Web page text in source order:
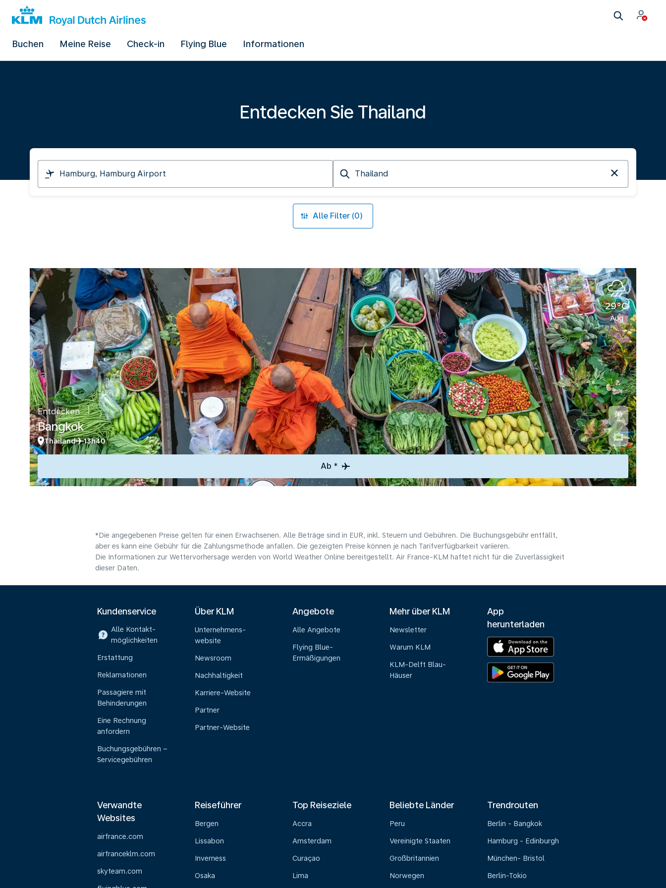
Buchen Meine Reise Check-in Flying Blue Informationen
Entdecken Sie Thailand
Ich
reise
von
Ankunft
Alle Filter (0)
29°C
Aug
Entdecken
Bangkok
Thailand 13h40
Ab *
*Die angegebenen Preise gelten für einen Erwachsenen. Alle Beträge sind in EUR, inkl. Steuern und Gebühren. Die Buchungsgebühr entfällt,
aber es kann eine Gebühr für die Zahlungsmethode anfallen. Die gezeigten Preise können je nach Tarifverfügbarkeit variieren.
Die Informationen zur Wettervorhersage werden von World Weather Online bereitgestellt. Air France-KLM haftet nicht für die Zuverlässigkeit
dieser Daten.
Kundenservice
Alle Kontakt-
möglichkeiten
Erstattung
Reklamationen
Passagiere mit
Behinderungen
Eine Rechnung
anfordern
Buchungsgebühren –
Servicegebühren
Über KLM
Unternehmens-
website
Newsroom
Nachhaltigkeit
Karriere-Website
Partner
Partner-Website
Angebote
Alle Angebote
Flying Blue-
Ermäßigungen
Mehr über KLM
Newsletter
Warum KLM
KLM-Delft Blau-
Häuser
App
herunterladen
Verwandte
Websites
airfrance.com
airfranceklm.com
skyteam.com
Reiseführer
Bergen
Lissabon
Inverness
Osaka
Top Reiseziele
Accra
Amsterdam
Curaçao
Lima
Beliebte Länder
Peru
Vereinigte Staaten
Großbritannien
Norwegen
Trendrouten
Berlin - Bangkok
Hamburg - Edinburgh
München- Bristol
Berlin-Tokio